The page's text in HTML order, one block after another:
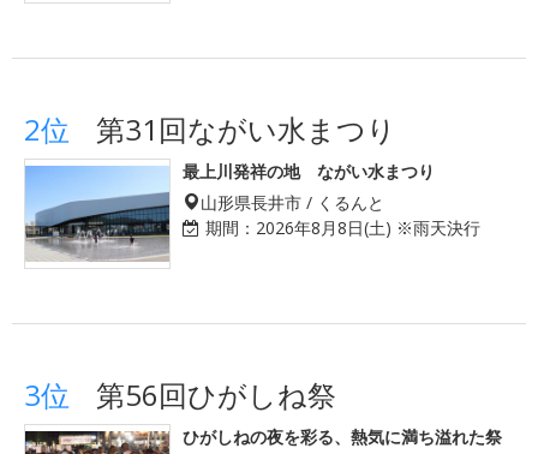
2位 第31回ながい水まつり
最上川発祥の地 ながい水まつり
山形県長井市 / くるんと
期間： 2026年8月8日(土) ※雨天決行
3位 第56回ひがしね祭
ひがしねの夜を彩る、熱気に満ち溢れた祭